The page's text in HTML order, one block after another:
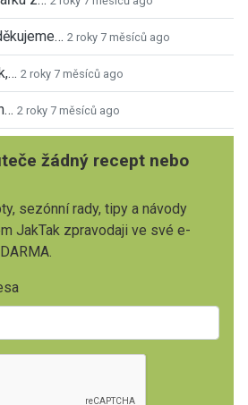
2 roky 7 měsíců ago
2 roky 7 měsíců ago
2 roky 7 měsíců ago
žádný recept nebo
sezónní rady, tipy a návody
JakTak zpravodaji ve své e-